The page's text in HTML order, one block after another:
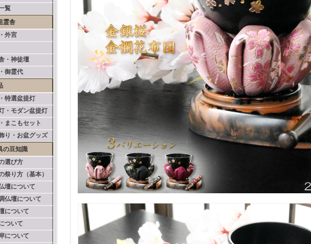
覧
霊舎
宮
神徒壇
霊代
選盆提灯
モダン盆提灯
こもセット
・お盆グッズ
の豆知識
び方
り方（基本）
について
壇について
ついて
いて
ついて